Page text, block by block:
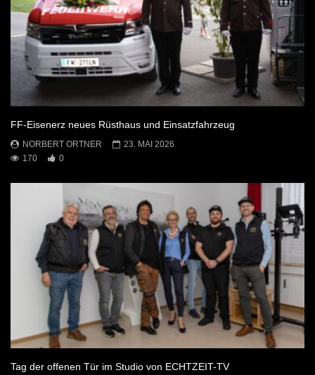
FF-Eisenerz neues Rüsthaus und Einsatzfahrzeug
NORBERT ORTNER
23. MAI 2026
170
0
Tag der offenen Tür im Studio von ECHTZEIT-TV